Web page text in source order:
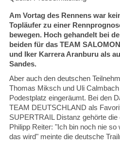
Am Vortag des Rennens war
Topläufer zu einer
bewegen. Hoch gehandelt bei
beiden für das TEAM
und Iker Karrera Aranburu als
Sandes.
Aber auch den deutschen
Thomas Miksch und Uli
Podestplatz eingeräumt. Bei den
TEAM DEUTSCHLAND als
SUPERTRAIL Distanz gehörte
Philipp Reiter: "Ich bin noch nie
das wird" meinte die deutsche